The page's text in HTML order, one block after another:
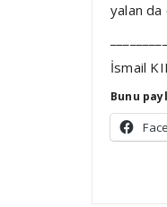
yalan da
İsmail
Bunu